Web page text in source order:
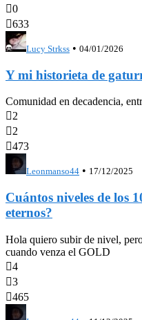
0
633
Lucy Strkss • 04/01/2026
Y mi historieta de
Comunidad en decadencia,
2
2
473
Leonmanso44 • 17/12/2025
Cuántos niveles de los
eternos?
Hola quiero subir de nivel,
cuando venza el GOLD
4
3
465